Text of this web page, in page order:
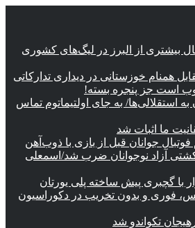
بیشتری از البرز در لیگ‌های کشوری
همنام خوزستانی در دیداری تدارکاتی
است جز پنجره بسته!
استقلالی‌ها/ به جای اولتیماتوم تماس
ما اثبات شد
جوانان قبل از بازی با ذوب‌آهن
آزاد نوجوانان ضرب شد/اسمعلی
با گچبری پیش ساخته پلی یورتان
فوری و بدون تخریب در دکوراسیون
تکواندو شد